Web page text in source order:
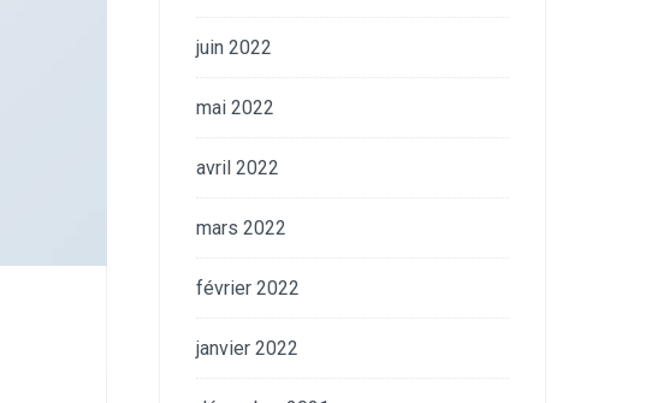
juin 2022
mai 2022
avril 2022
mars 2022
février 2022
janvier 2022